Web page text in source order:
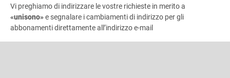
Vi preghiamo di indirizzare le vostre richieste in merito a
«unisono»e segnalare i cambiamenti di indirizzo per gli
abbonamenti direttamente all’indirizzo e-mail